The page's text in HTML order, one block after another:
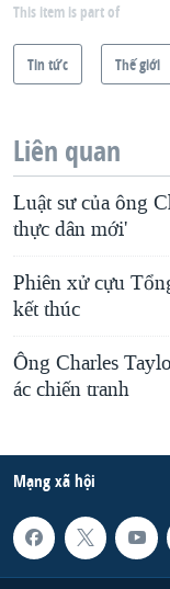
This item is part of
Tin tức Thế giới
Liên quan
Luật sư của ông
thực dân mới'
Phiên xử cựu
kết thúc
Ông Charles
ác chiến tranh
Mạng xã hội